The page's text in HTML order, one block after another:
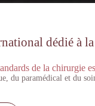
dédié à
de la chirurgie
du paramédical et du